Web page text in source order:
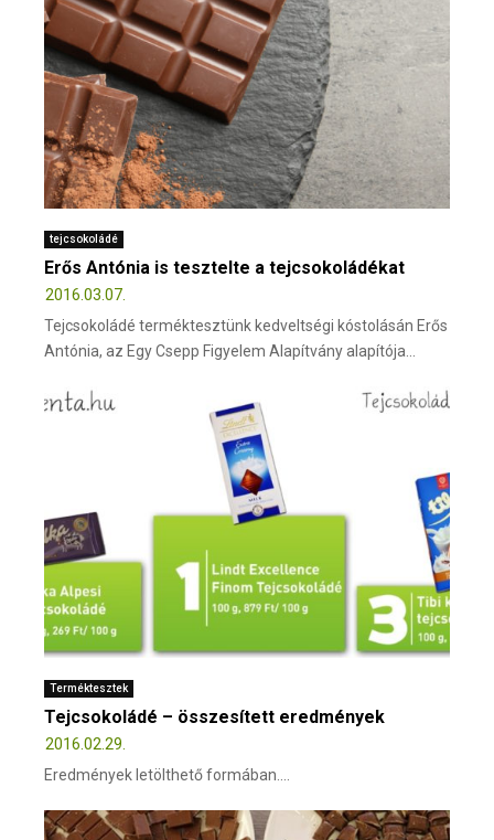
tejcsokoládé
Erős Antónia is tesztelte a tejcsokoládékat
2016.03.07.
Tejcsokoládé terméktesztünk kedveltségi kóstolásán Erős
Antónia, az Egy Csepp Figyelem Alapítvány alapítója...
Terméktesztek
Tejcsokoládé – összesített eredmények
2016.02.29.
Eredmények letölthető formában....